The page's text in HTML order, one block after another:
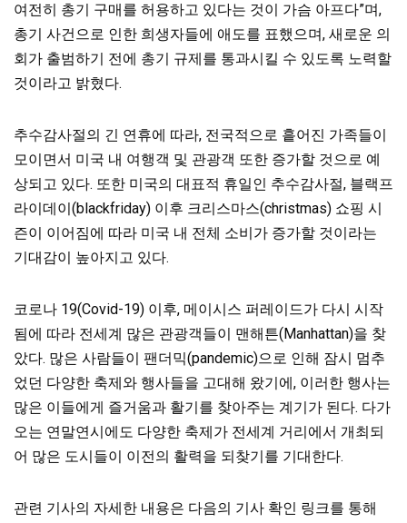
여전히 총기 구매를 허용하고 있다는 것이 가슴 아프다”며,
총기 사건으로 인한 희생자들에 애도를 표했으며, 새로운 의
회가 출범하기 전에 총기 규제를 통과시킬 수 있도록 노력할
것이라고 밝혔다.
추수감사절의 긴 연휴에 따라, 전국적으로 흩어진 가족들이
모이면서 미국 내 여행객 및 관광객 또한 증가할 것으로 예
상되고 있다. 또한 미국의 대표적 휴일인 추수감사절, 블랙프
라이데이(blackfriday) 이후 크리스마스(christmas) 쇼핑 시
즌이 이어짐에 따라 미국 내 전체 소비가 증가할 것이라는
기대감이 높아지고 있다.
코로나 19(Covid-19) 이후, 메이시스 퍼레이드가 다시 시작
됨에 따라 전세계 많은 관광객들이 맨해튼(Manhattan)을 찾
았다. 많은 사람들이 팬더믹(pandemic)으로 인해 잠시 멈추
었던 다양한 축제와 행사들을 고대해 왔기에, 이러한 행사는
많은 이들에게 즐거움과 활기를 찾아주는 계기가 된다. 다가
오는 연말연시에도 다양한 축제가 전세계 거리에서 개최되
어 많은 도시들이 이전의 활력을 되찾기를 기대한다.
관련 기사의 자세한 내용은 다음의 기사 확인 링크를 통해